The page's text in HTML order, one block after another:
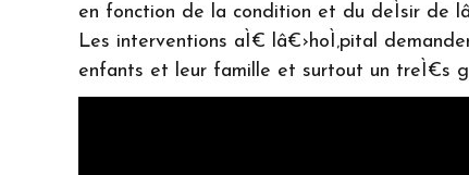
en fonction de la condition et du deÌsir de
Les interventions aÌ€ lâ€›hoÌ‚pital
enfants et leur famille et surtout un treÌ€s